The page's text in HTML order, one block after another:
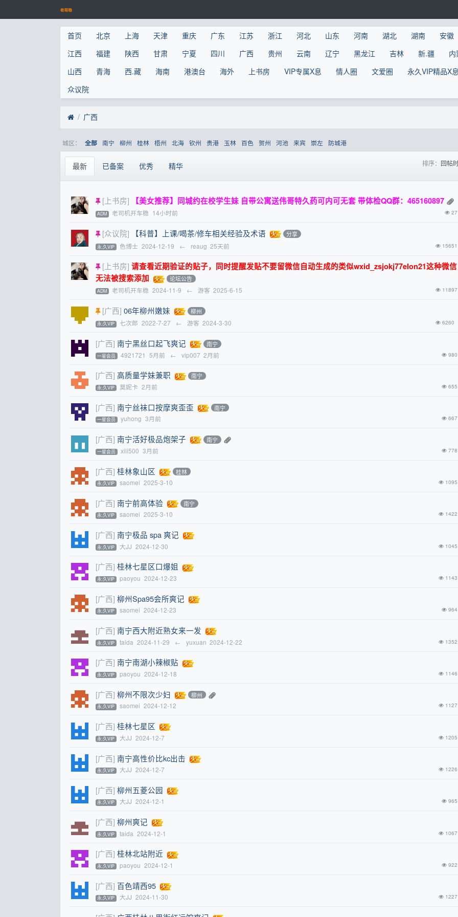
首页 北京 上海 天津 重庆 广东 江苏 浙江 河北 山东 河南 湖北 湖南
安徽
江西
福建 陕西 甘肃 宁夏 四川 广西 贵州 云南 辽宁 黑龙江 吉林 新.疆
山西
青海 西.藏 海南 港澳台 海外 上书房 VIP专属X息 情人圈 文爱圈
永久VIP精品X息
众议院
广西
城区： 全部 南宁 柳州 桂林 梧州 北海 钦州 贵港 玉林 百色 贺州 河池 来宾 崇左 防城港
最新 已备案 优秀 精华 排序： 回帖
[上书房] 【美女推荐】同城约在校学生妹 自带公寓送伟哥特久药可内可无套 带体检QQ群：465160897
ADM 老司机开车稳 14小时前 27
[众议院] 【科普】上课/喝茶/修车相关经验及术语 分享
永.久VIP 色博士 2024-12-19 ← reaug 25天前 15651
[上书房] 请查看近期验证的贴子，同时提醒发贴不要留微信自动生成的类似wxid_zsjokj77elon21这种微信
无法被搜索添加
论坛公告
ADM 老司机开车稳 2024-11-9 ← 游客 2025-6-15 11897
[广西] 06年柳州嫩妹 柳州
永.久VIP 七次郎 2022-7-27 ← 游客 2024-3-30 6260
[广西] 南宁黑丝口起飞爽记 南宁
一星会员 4921721 5月前 ← vip007 2月前 980
[广西] 高质量学妹兼职 南宁
永.久VIP 莫妮卡 2月前 655
[广西] 南宁丝袜口按摩爽歪歪 南宁
一星会员 yuhong 3月前 667
[广西] 南宁活好极品炮架子 南宁
一星会员 xili500 3月前 778
[广西] 桂林象山区 桂林
永.久VIP saomei 2025-3-10 1095
[广西] 南宁前高体验 南宁
永.久VIP saomei 2025-3-10 1422
[广西] 南宁极品 spa 爽记
永.久VIP 大JJ 2024-12-30 1045
[广西] 桂林七星区口爆姐
永.久VIP paoyou 2024-12-23 1143
[广西] 柳州Spa95会所爽记
永.久VIP saomei 2024-12-23 964
[广西] 南宁西大附近熟女来一发
永.久VIP taida 2024-11-29 ← yuxuan 2024-12-22 1352
[广西] 南宁南湖小辣椒贴
永.久VIP paoyou 2024-12-18 1146
[广西] 柳州不限次少妇 柳州
永.久VIP saomei 2024-12-12 1127
[广西] 桂林七星区
永.久VIP 大JJ 2024-12-7 1205
[广西] 南宁高性价比kc出击
永.久VIP 大JJ 2024-12-7 1226
[广西] 柳州五菱公园
永.久VIP 大JJ 2024-12-1 965
[广西] 柳州爽记
永.久VIP taida 2024-12-1 1067
[广西] 桂林北站附近
永.久VIP paoyou 2024-12-1 922
[广西] 百色靖西95
永.久VIP 大JJ 2024-11-30 1227